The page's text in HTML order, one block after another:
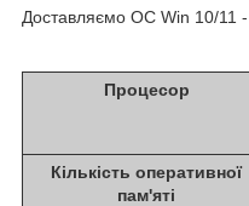
Доставляємо ОС Win 10/11 -
Процесор
Кількість оперативної
пам'яті